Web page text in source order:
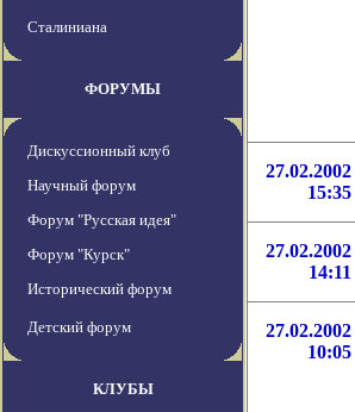
Сталиниана
ФОРУМЫ
Дискуссионный клуб
Научный форум
Форум "Русская идея"
Форум "Курск"
Исторический форум
Детский форум
КЛУБЫ
27.02.2002
15:35
27.02.2002
14:11
27.02.2002
10:05